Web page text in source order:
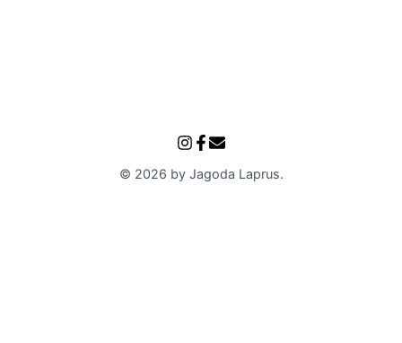
© 2026 by Jagoda Laprus.